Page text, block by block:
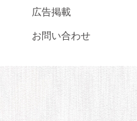
広告掲載
お問い合わせ